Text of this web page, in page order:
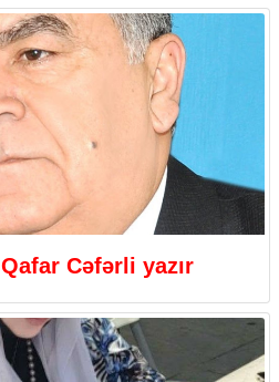
Qafar Cəfərli yazır